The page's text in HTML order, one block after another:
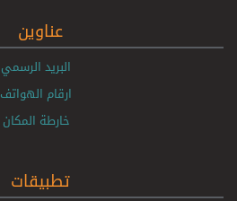
عناوين
البريد الرسمي
ارقام الهواتف
خارطة المكان
تطبيقات